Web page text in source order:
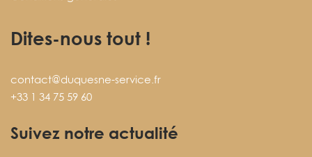
Dites-nous tout !
contact@duquesne-service.fr
+33 1 34 75 59 60
Suivez notre actualité